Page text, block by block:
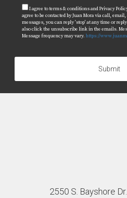
I agree to terms & conditions and Privacy
agree to be contacted by Juan Mora via call,
messages, you can reply 'stop' at any time or
also click the unsubscribe link in the emails.
Message frequency may vary. https://
Submit
2550 S. Bayshore